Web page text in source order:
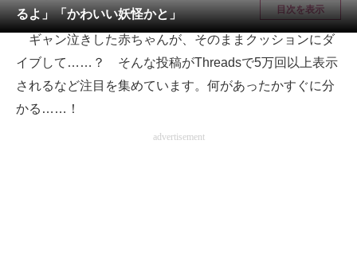
メディア
注目記事を集めた総合ページ
ITの今と未来を見通す
スマホと通信の最新トレンド
進化するPCとデバイスの未来
るよ」「かわいい妖怪かと」
目次を表示
ギャン泣きした赤ちゃんが、そのままクッションにダ
イブして……？ そんな投稿がThreadsで5万回以上表示
されるなど注目を集めています。何があったかすぐに分
かる……！
advertisement